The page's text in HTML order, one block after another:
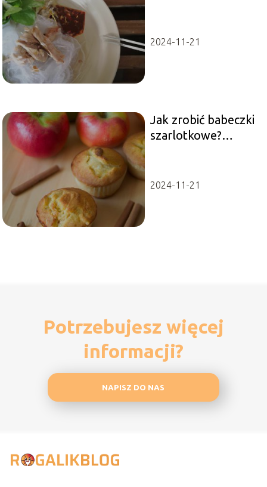
2024-11-21
Jak zrobić babeczki
szarlotkowe?
2024-11-21
Potrzebujesz więcej
informacji?
NAPISZ DO NAS